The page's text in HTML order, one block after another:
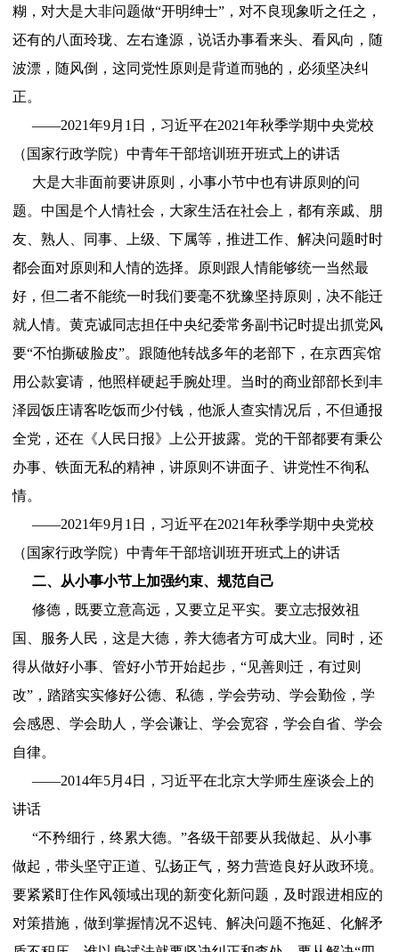
糊，对大是大非问题做“开明绅士”，对不良现象听之任之，
还有的八面玲珑、左右逢源，说话办事看来头、看风向，随
波漂，随风倒，这同党性原则是背道而驰的，必须坚决纠
正。
——2021年9月1日，习近平在2021年秋季学期中央党校
（国家行政学院）中青年干部培训班开班式上的讲话
大是大非面前要讲原则，小事小节中也有讲原则的问
题。中国是个人情社会，大家生活在社会上，都有亲戚、朋
友、熟人、同事、上级、下属等，推进工作、解决问题时时
都会面对原则和人情的选择。原则跟人情能够统一当然最
好，但二者不能统一时我们要毫不犹豫坚持原则，决不能迁
就人情。黄克诚同志担任中央纪委常务副书记时提出抓党风
要“不怕撕破脸皮”。跟随他转战多年的老部下，在京西宾馆
用公款宴请，他照样硬起手腕处理。当时的商业部部长到丰
泽园饭庄请客吃饭而少付钱，他派人查实情况后，不但通报
全党，还在《人民日报》上公开披露。党的干部都要有秉公
办事、铁面无私的精神，讲原则不讲面子、讲党性不徇私
情。
——2021年9月1日，习近平在2021年秋季学期中央党校
（国家行政学院）中青年干部培训班开班式上的讲话
二、从小事小节上加强约束、规范自己
修德，既要立意高远，又要立足平实。要立志报效祖
国、服务人民，这是大德，养大德者方可成大业。同时，还
得从做好小事、管好小节开始起步，“见善则迁，有过则
改”，踏踏实实修好公德、私德，学会劳动、学会勤俭，学
会感恩、学会助人，学会谦让、学会宽容，学会自省、学会
自律。
——2014年5月4日，习近平在北京大学师生座谈会上的
讲话
“不矜细行，终累大德。”各级干部要从我做起、从小事
做起，带头坚守正道、弘扬正气，努力营造良好从政环境。
要紧紧盯住作风领域出现的新变化新问题，及时跟进相应的
对策措施，做到掌握情况不迟钝、解决问题不拖延、化解矛